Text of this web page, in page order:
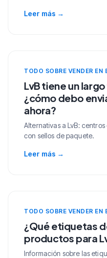
Leer más →
TODO SOBRE VENDER EN
LvB tiene un
¿cómo debo
ahora?
Alternativas a LvB:
con sellos de paquete.
Leer más →
TODO SOBRE VENDER EN
¿Qué etiquetas
productos para
Información sobre las